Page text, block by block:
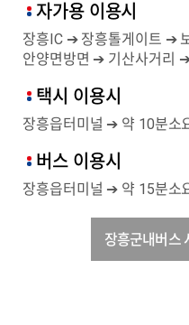
자가용 이용시
장흥IC ➔ 장흥톨게이트 ➔
안양면방면 ➔ 기산사거리
택시 이용시
장흥읍터미널 ➔ 약 10분소
버스 이용시
장흥읍터미널 ➔ 약 15분소
장흥군내버스